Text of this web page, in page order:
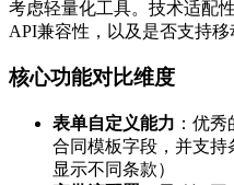
考虑轻量化工具。技术适配
API兼容性，以及是否支持移
核心功能对比维度
表单自定义能力 ：优
合同模板字段，并支持
显示不同条款）